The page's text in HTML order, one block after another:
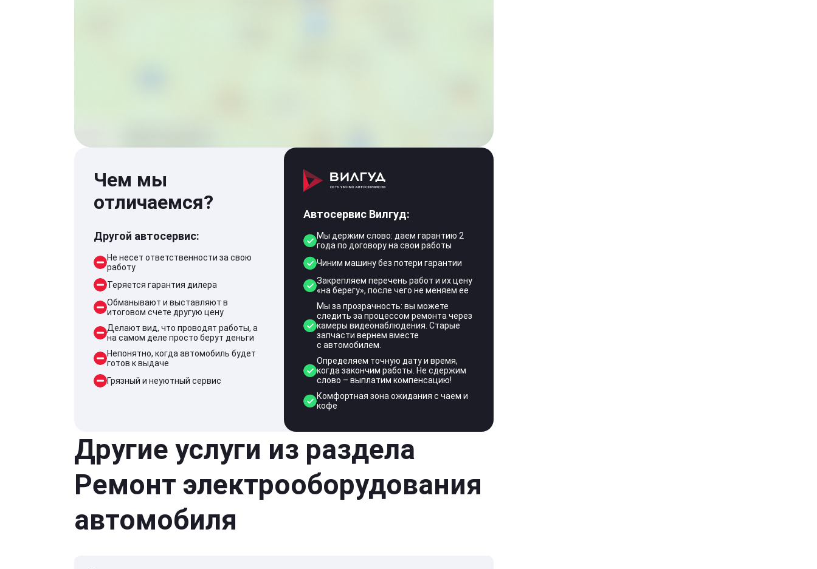
Чем мы
отличаемся?
Другой автосервис:
Не несет ответственности за свою
работу
Теряется гарантия дилера
Обманывают и выставляют в
итоговом счете другую цену
Делают вид, что проводят работы, а
на самом деле просто берут деньги
Непонятно, когда автомобиль будет
готов к выдаче
Грязный и неуютный сервис
Автосервис Вилгуд:
Мы держим слово: даем гарантию 2
года по договору на свои работы
Чиним машину без потери гарантии
Закрепляем перечень работ и их цену
«на берегу», после чего не меняем ее
Мы за прозрачность: вы можете
следить за процессом ремонта через
камеры видеонаблюдения. Старые
запчасти вернем вместе
с автомобилем.
Определяем точную дату и время,
когда закончим работы. Не сдержим
слово – выплатим компенсацию!
Комфортная зона ожидания с чаем и
кофе
Другие услуги из раздела
Ремонт электрооборудования
автомобиля